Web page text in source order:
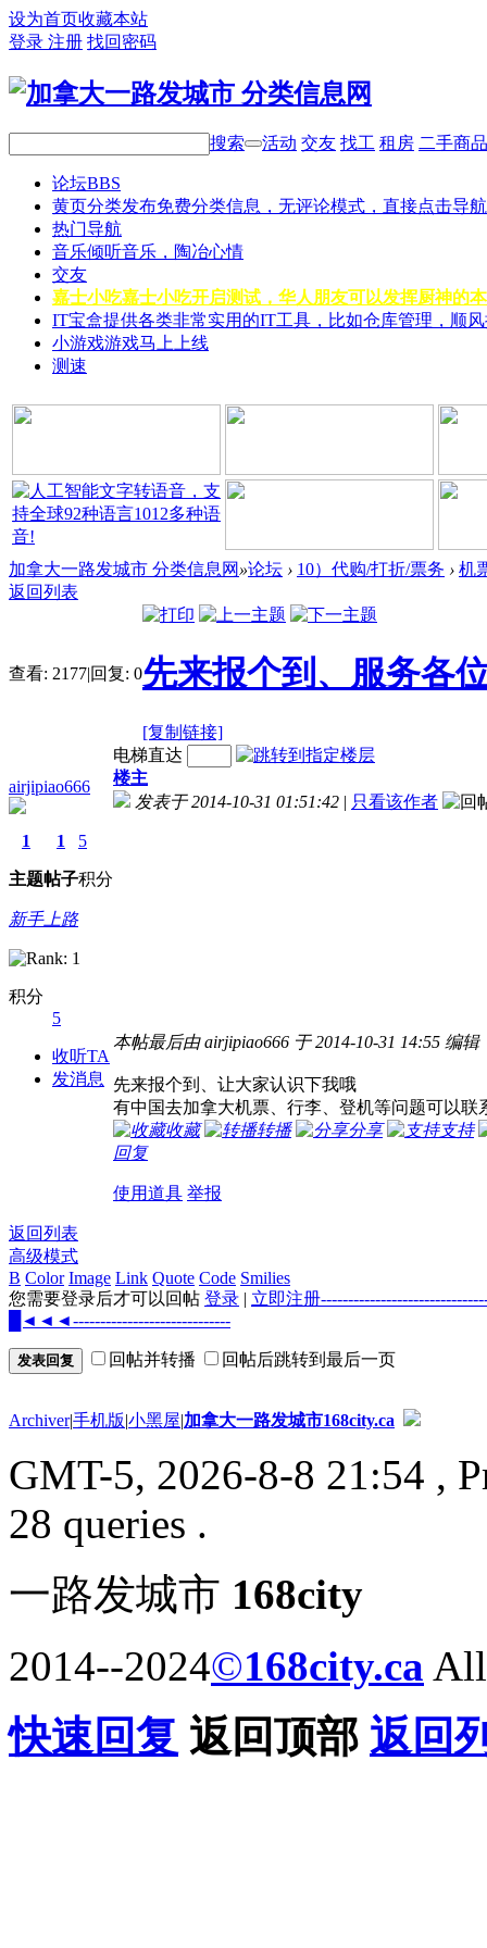
设为首页收藏本站
登录 注册 找回密码
搜索 活动 交友 找工 租房 二手商品
论坛BBS
黄页分类发布免费分类信息，无评论模式，直接点击导
热门导航
音乐倾听音乐，陶冶心情
交友
嘉士小吃嘉士小吃开启测试，华人朋友可以发挥厨神的
IT宝盒提供各类非常实用的IT工具，比如仓库管理，顺
小游戏游戏马上上线
测速
加拿大一路发城市 分类信息网 »论坛 › 10）代购/打折/票务 › 机
返回列表
查看: 2177|回复: 0先来报个到、服务各
[复制链接]
airjipiao666
1
主题
1
帖子
5
积分
新手上路
积分
5
收听TA
发消息
电梯直达
楼主
发表于 2014-10-31 01:51:42 | 只看该作者
本帖最后由 airjipiao666 于 2014-10-31 14:55 编辑
先来报个到、让大家认识下我哦
有中国去加拿大机票、行李、登机等问题可以联
收藏
转播 分享
支持
回复
使用道具 举报
返回列表
高级模式
B Color Image Link Quote Code Smilies
您需要登录后才可以回帖 登录 | 立即注册
█◄◄◄-----------------------------
发表回复 回帖并转播 回帖后跳转到最后一页
Archiver|手机版|小黑屋|加拿大一路发城市168city.ca
GMT-5, 2026-8-8 21:54 ,
28 queries .
一路发城市 168city
2014--2024©168city.ca All
快速回复 返回顶部 返回